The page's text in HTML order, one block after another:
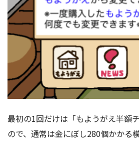
最初の1回だけは「もようがえ半額
ので、通常は金にぼし280個かかる